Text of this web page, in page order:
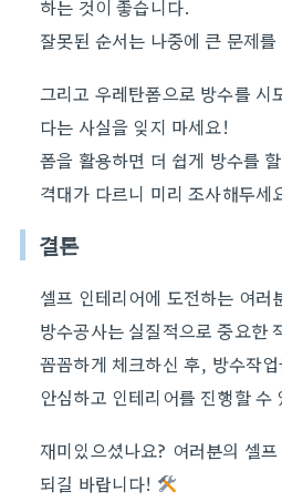
하는 것이 좋습니다.
잘못된 순서는 나중에 큰 문제
그리고 우레탄폼으로 방수를 시
다는 사실을 잊지 마세요!
폼을 활용하면 더 쉽게 방수를
격대가 다르니 미리 조사해두세
결론
셀프 인테리어에 도전하는 여러
방수공사는 실질적으로 중요한
꼼꼼하게 체크하신 후, 방수작
안심하고 인테리어를 진행할 수
재미있으셨나요? 여러분의 셀
되길 바랍니다!